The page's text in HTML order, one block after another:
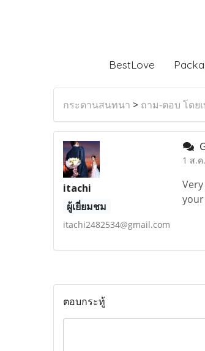
BestLove
กระดานสนทนา > ถาม-ตอบ โดย
itachi
ผู้เยี่ยมชม
itachi2482534@gmail.com
1 ส.ค
ตอบกระทู้